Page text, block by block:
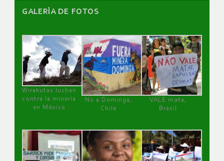
GALERÌA DE FOTOS
Wirakutas luchan
contra la minería
en México
No a Dominga,
Chile
VALE mata,
Brasil